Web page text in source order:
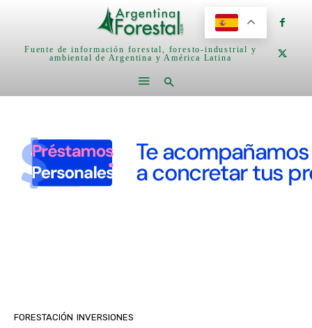
Fuente de información forestal, foresto-industrial y
ambiental de Argentina y América Latina
FORESTACIÓN INVERSIONES